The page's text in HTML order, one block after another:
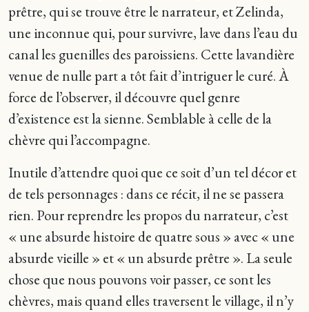
prêtre, qui se trouve être le narrateur, et Zelinda,
une inconnue qui, pour survivre, lave dans l’eau du
canal les guenilles des paroissiens. Cette lavandière
venue de nulle part a tôt fait d’intriguer le curé. À
force de l’observer, il découvre quel genre
d’existence est la sienne. Semblable à celle de la
chèvre qui l’accompagne.
Inutile d’attendre quoi que ce soit d’un tel décor et
de tels personnages : dans ce récit, il ne se passera
rien. Pour reprendre les propos du narrateur, c’est
« une absurde histoire de quatre sous » avec « une
absurde vieille » et « un absurde prêtre ». La seule
chose que nous pouvons voir passer, ce sont les
chèvres, mais quand elles traversent le village, il n’y